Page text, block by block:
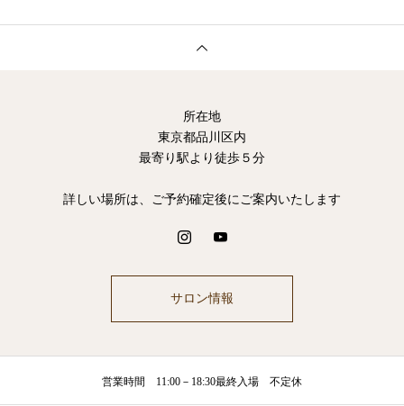
所在地
東京都品川区内
最寄り駅より徒歩５分
詳しい場所は、ご予約確定後にご案内いたします
サロン情報
営業時間 11:00－18:30最終入場 不定休